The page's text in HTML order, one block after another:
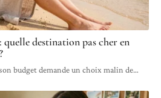
destination pas cher en
budget demande un choix malin de…